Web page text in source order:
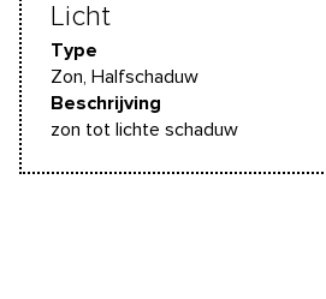
Licht
Type
Zon, Halfschaduw
Beschrijving
zon tot lichte schaduw